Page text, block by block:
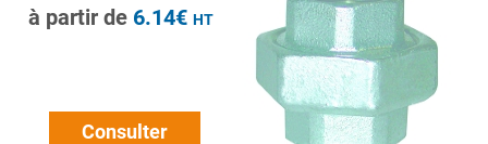
à partir de 6.14€ HT
Consulter